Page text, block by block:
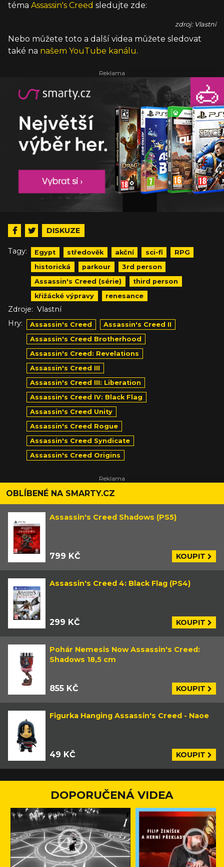
téma Assassin's Creed sledujte zde:
zdroj: Vlastní
Nebo můžete toto a další videa můžete sledovat
také na našem YouTube kanálu.
DISKUZE
Tagy: Egypt středověk akční sci-fi
RPG
historická
parkour
3rd person
Assassin's Creed (série)
third person
křižácké výpravy
renesance
Zdroje: Vlastní
Hry:
Assassin's Creed
Assassin's Creed II
Assassin's Creed Brotherhood
Assassin's Creed: Revelations
Assassin's Creed III
Assassin's Creed III: Liberation
Assassin's Creed IV: Black Flag
Assassin's Creed Unity
Assassin's Creed Rogue
Assassin's Creed Syndicate
Assassin's Creed Origins
OBLÍBENÉ NA SMARTY.CZ
Assassin's Creed Shadows (PS5)
799 KČ KOUPIT
Assassin's Creed 4: Black Flag (PS4)
299 KČ KOUPIT
Pohár Nemesis Now Assassin's Creed:
Shadows 18,5 cm
855 KČ KOUPIT
Figurka Hanging Assassin's Creed - Naoe
49 KČ KOUPIT
DOPORUČENÁ VIDEA